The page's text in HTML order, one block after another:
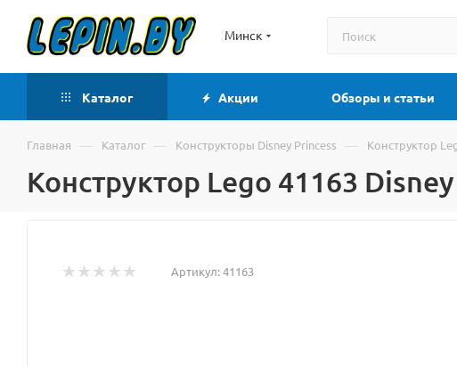
Минск
Каталог Акции Обзоры и статьи
Главная — Каталог — Конструкторы Disney Princess — Конструктор
Конструктор Lego 41163
Артикул:41163